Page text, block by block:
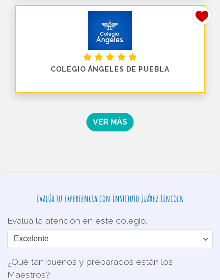
COLEGIO ÁNGELES DE PUEBLA
VER MÁS
Evalúa tu experiencia con Instituto Juárez Lincoln
Evalúa la atención en este colegio.
¿Qué tan buenos y preparados están los
Maestros?